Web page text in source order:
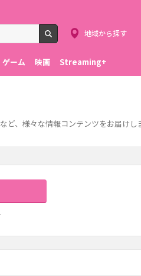
検索
地域から探す
ゲーム 映画 Streaming+
、様々な情報コンテンツをお届けし